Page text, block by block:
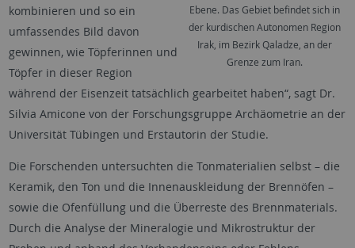
Ebene. Das Gebiet befindet sich in
der kurdischen Autonomen Region
Irak, im Bezirk Qaladze, an der
Grenze zum Iran.
kombinieren und so ein
umfassendes Bild davon
gewinnen, wie Töpferinnen und
Töpfer in dieser Region
während der Eisenzeit tatsächlich gearbeitet haben“, sagt Dr.
Silvia Amicone von der Forschungsgruppe Archäometrie an der
Universität Tübingen und Erstautorin der Studie.
Die Forschenden untersuchten die Tonmaterialien selbst – die
Keramik, den Ton und die Innenauskleidung der Brennöfen –
sowie die Ofenfüllung und die Überreste des Brennmaterials.
Durch die Analyse der Mineralogie und Mikrostruktur der